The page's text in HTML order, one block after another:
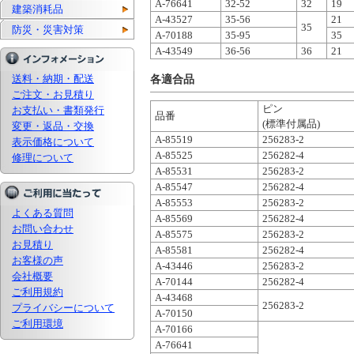
建築消耗品
防災・災害対策
送料・納期・配送
ご注文・お見積り
お支払い・書類発行
変更・返品・交換
表示価格について
修理について
よくある質問
お問い合わせ
お見積り
お客様の声
会社概要
ご利用規約
プライバシーについて
ご利用環境
A-76641
32-52 32
19
A-43527
35-56
35
21
A-70188
35-95
35
A-43549
36-56 36 21
各適合品
品番
ピン
(標準付属品)
A-85519
256283-2
A-85525
256282-4
A-85531
256283-2
A-85547
256282-4
A-85553
256283-2
A-85569
256282-4
A-85575
256283-2
A-85581
256282-4
A-43446
256283-2
A-70144
256282-4
A-43468
256283-2
A-70150
A-70166
A-76641